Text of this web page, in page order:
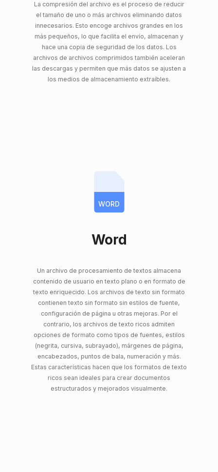
La compresión del archivo es el proceso de reducir
el tamaño de uno o más archivos eliminando datos
innecesarios. Esto encoge archivos grandes en los
más pequeños, lo que facilita el envío, almacenan y
hace una copia de seguridad de los datos. Los
archivos de archivos comprimidos también aceleran
las descargas y permiten que más datos se ajusten a
los medios de almacenamiento extraíbles.
WORD
Word
Un archivo de procesamiento de textos almacena
contenido de usuario en texto plano o en formato de
texto enriquecido. Los archivos de texto sin formato
contienen texto sin formato sin estilos de fuente,
configuración de página u otras mejoras. Por el
contrario, los archivos de texto ricos admiten
opciones de formato como tipos de fuentes, estilos
(negrita, cursiva, subrayado), márgenes de página,
encabezados, puntos de bala, numeración y más.
Estas características hacen que los formatos de texto
ricos sean ideales para crear documentos
estructurados y mejorados visualmente.